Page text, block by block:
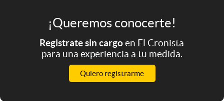
¡Queremos conocerte!
Registrate sin cargoen El Cronista
para una experiencia a tu medida.
Quiero registrarme